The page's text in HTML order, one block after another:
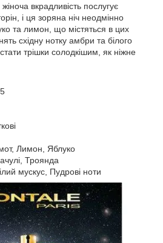
вкрадливість послугує
і ця зоряна ніч неодмінно
та лимон, що містяться в цих
східну нотку амбри та білого
трішки солодкішим, як ніжне
Лимон, Яблуко
Троянда
мускус, Пудрові ноти